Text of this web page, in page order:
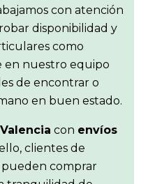
con atención
disponibilidad y
como
en nuestro equipo
de encontrar o
en buen estado.
con envíos
ello, clientes de
pueden comprar